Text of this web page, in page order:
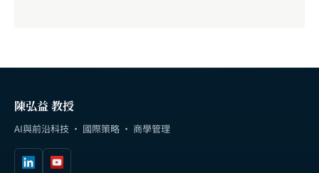
陳弘益 教授
AI與前沿科技 · 國際策略 · 商學管理